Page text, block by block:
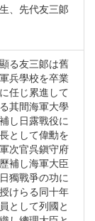
先代友三郞
る友三郞は舊
兵學校を卒業
任じ累進して
其間海軍大學
し日露戰役に
として偉勳を
次官呉鎭守府
補し海軍大臣
獨戰爭の功に
けらる同十年
として列國と